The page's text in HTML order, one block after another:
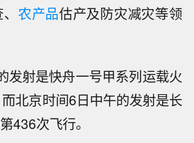
农产品估产及防灾减灾等领
发射是快舟一号甲系列运载火
北京时间6日中午的发射是长
436次飞行。
破4300美元/盎司，日内涨0.